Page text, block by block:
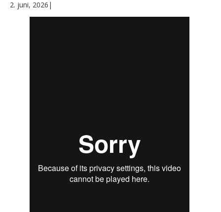
2. juni, 2026 |